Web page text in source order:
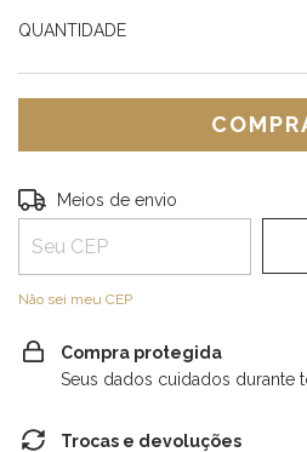
QUANTIDADE
Entregas para o CEP:
Meios de envio
Não sei meu CEP
Compra protegida
Seus dados cuidados durante
Trocas e devoluções